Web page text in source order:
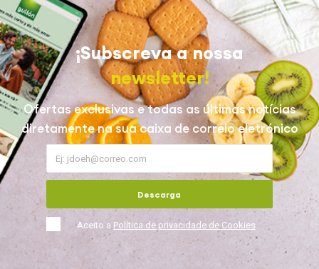
¡Subscreva a nossa
newsletter!
Ofertas exclusivas e todas as últimas notícias
diretamente na sua caixa de correio eletrónico
Aceito a Política de privacidade de Cookies
Descarga